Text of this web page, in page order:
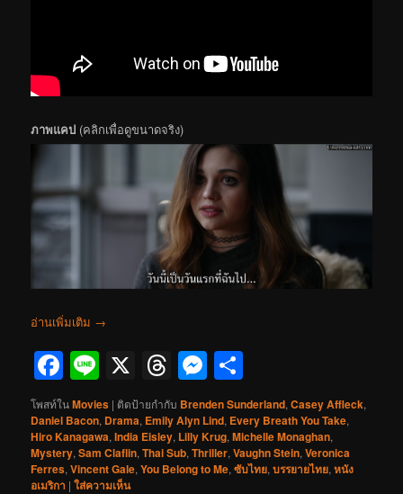
ภาพแคป (คลิกเพื่อดูขนาดจริง)
อ่านเพิ่มเติม →
Facebook
Line
X Threads
Messenger
โพสท์ในMovies | ติดป้ายกำกับ Brenden Sunderland,Casey Affleck,
Daniel Bacon, Drama, Emily Alyn Lind, Every Breath You Take,
Hiro Kanagawa,India Eisley, Lilly Krug,Michelle Monaghan,
Mystery,Sam Claflin,Thai Sub,Thriller,Vaughn Stein,Veronica
Ferres,Vincent Gale,You Belong to Me,ซับไทย,บรรยายไทย,หนัง
อเมริกา |ใส่ความเห็น